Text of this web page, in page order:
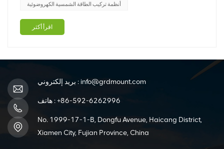
أنظمة تركيب الطاقة الشمسية الكهروضوئية
اقرأ أكثر
بريد إلكتروني : info@grdmount.com
هاتف :+86-592-6262996
No. 1999-17-1-B, Dongfu Avenue, Haicang District,
Xiamen City, Fujian Province, China